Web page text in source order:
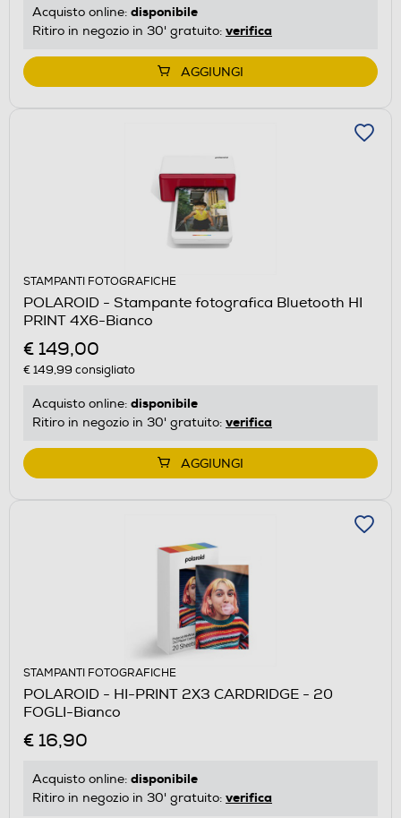
Acquisto online: disponibile
Ritiro in negozio in 30' gratuito: verifica
AGGIUNGI
STAMPANTI FOTOGRAFICHE
POLAROID - Stampante fotografica Bluetooth HI
PRINT 4X6-Bianco
€ 149,00
€ 149,99 consigliato
Acquisto online: disponibile
Ritiro in negozio in 30' gratuito: verifica
AGGIUNGI
STAMPANTI FOTOGRAFICHE
POLAROID - HI-PRINT 2X3 CARDRIDGE - 20
FOGLI-Bianco
€ 16,90
Acquisto online: disponibile
Ritiro in negozio in 30' gratuito: verifica